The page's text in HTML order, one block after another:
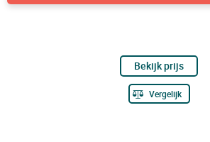
Bekijk prijs
Vergelijk